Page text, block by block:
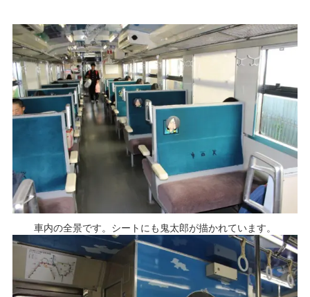
車内の全景です。シートにも鬼太郎が描かれています。